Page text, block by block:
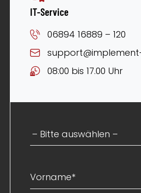
IT-Service
06894 16889 – 120
08:00 bis 17.00 Uhr